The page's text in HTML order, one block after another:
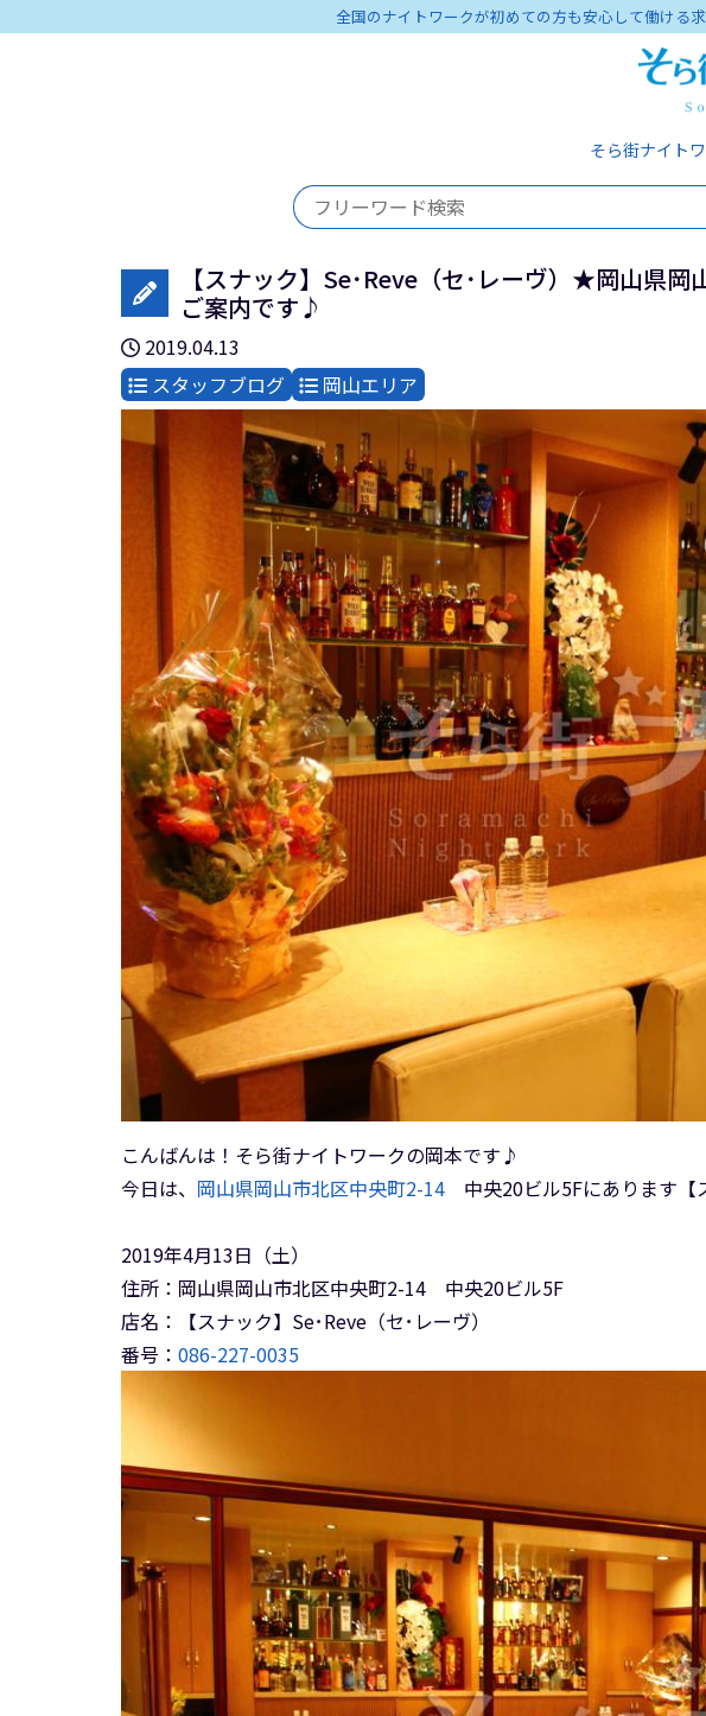
全国のナイトワークが初めての方も安心して働ける
そら街ナイト
【スナック】Se･Reve（セ･レーヴ）★岡山県
ご案内です♪
2019.04.13
スタッフブログ
岡山エリア
こんばんは！そら街ナイトワークの岡本です♪
今日は、 岡山県岡山市北区中央町2-14 中央20ビル5Fにあります【
2019年4月13日（土）
住所：岡山県岡山市北区中央町2-14 中央20ビル5F
店名：【スナック】Se･Reve（セ･レーヴ）
番号： 086-227-0035